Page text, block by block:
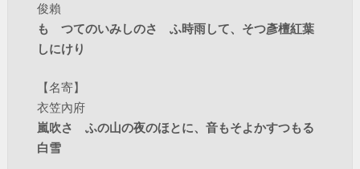
俊賴
もゝつてのいみしのさゝふ時雨して、そつ彥檀紅葉
しにけり
【名寄】
衣笠內府
嵐吹さゝふの山の夜のほとに、音もそよかすつもる
白雪